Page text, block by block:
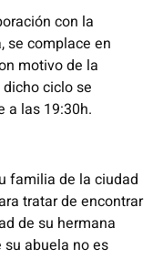
con la
se complace en
motivo de la
ciclo se
a las 19:30h.
familia de la ciudad
tratar de encontrar
de su hermana
abuela no es